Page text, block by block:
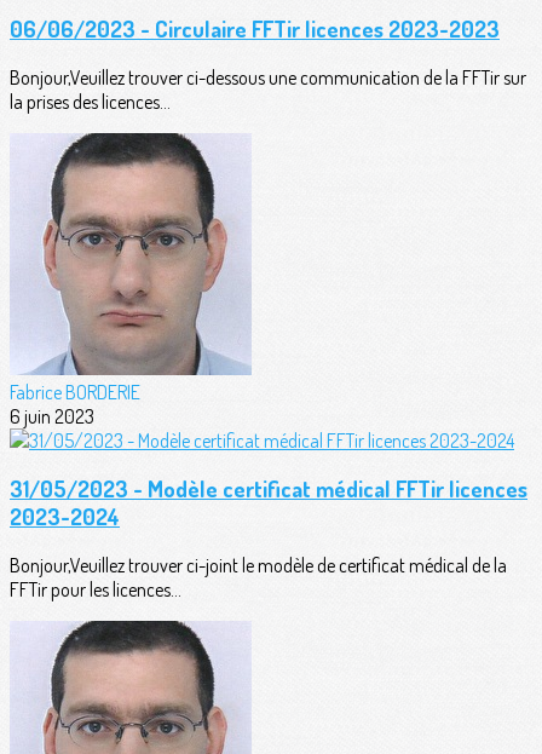
06/06/2023 - Circulaire FFTir licences 2023-2023
Bonjour,Veuillez trouver ci-dessous une communication de la FFTir sur
la prises des licences...
Fabrice BORDERIE
6 juin 2023
31/05/2023 - Modèle certificat médical FFTir licences
2023-2024
Bonjour,Veuillez trouver ci-joint le modèle de certificat médical de la
FFTir pour les licences...